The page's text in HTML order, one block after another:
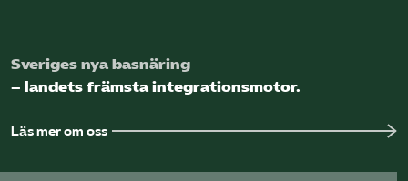
Beställ trycksaker
Sveriges nya basnäring
– landets främsta integrationsmotor.
Läs mer om oss